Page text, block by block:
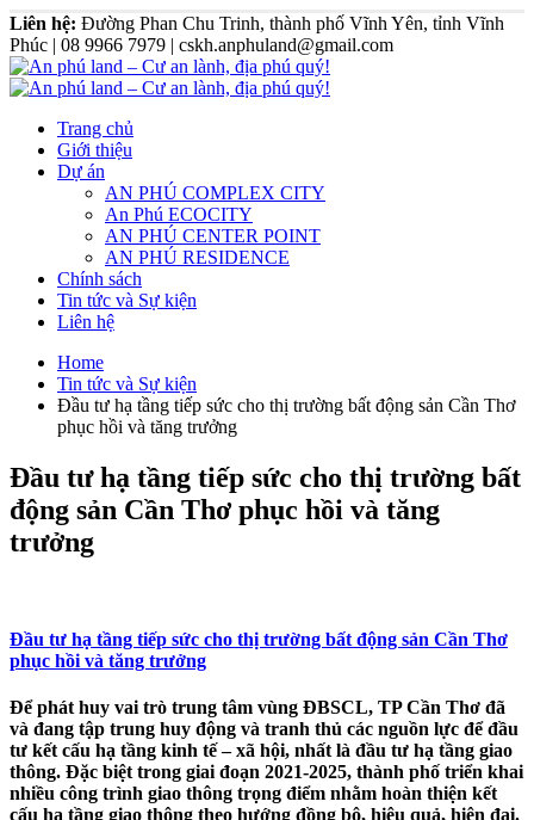
Liên hệ: Đường Phan Chu Trinh, thành phố Vĩnh Yên, tỉnh Vĩnh
Phúc | 08 9966 7979 | cskh.anphuland@gmail.com
Trang chủ
Giới thiệu
Dự án
AN PHÚ COMPLEX CITY
An Phú ECOCITY
AN PHÚ CENTER POINT
AN PHÚ RESIDENCE
Chính sách
Tin tức và Sự kiện
Liên hệ
Home
Tin tức và Sự kiện
Đầu tư hạ tầng tiếp sức cho thị trường bất động sản Cần Thơ
phục hồi và tăng trưởng
Đầu tư hạ tầng tiếp sức cho thị trường bất
động sản Cần Thơ phục hồi và tăng
trưởng
Đầu tư hạ tầng tiếp sức cho thị trường bất động sản Cần Thơ
phục hồi và tăng trưởng
Để phát huy vai trò trung tâm vùng ĐBSCL, TP Cần Thơ đã
và đang tập trung huy động và tranh thủ các nguồn lực để đầu
tư kết cấu hạ tầng kinh tế – xã hội, nhất là đầu tư hạ tầng giao
thông. Đặc biệt trong giai đoạn 2021-2025, thành phố triển khai
nhiều công trình giao thông trọng điểm nhằm hoàn thiện kết
cấu hạ tầng giao thông theo hướng đồng bộ, hiệu quả, hiện đại.